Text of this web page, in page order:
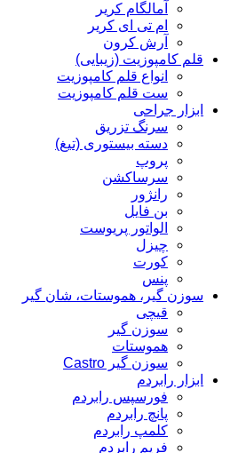
آمالگام کریر
ام تی ای کریر
آرش کرون
قلم کامپوزیت (زیبایی)
انواع قلم کامپوزیت
ست قلم کامپوزیت
ابزار جراحی
سرنگ تزریق
دسته بیستوری (تیغ)
پروپ
سرساکشن
رانژور
بن فایل
الواتور پریوست
چیزل
کورت
پنس
سوزن گیر، هموستات، شان گیر
قیچی
سوزن گیر
هموستات
سوزن گیر Castro
ابزار رابردم
فورسپس رابردم
پانچ رابردم
کلمپ رابردم
فریم رابردم